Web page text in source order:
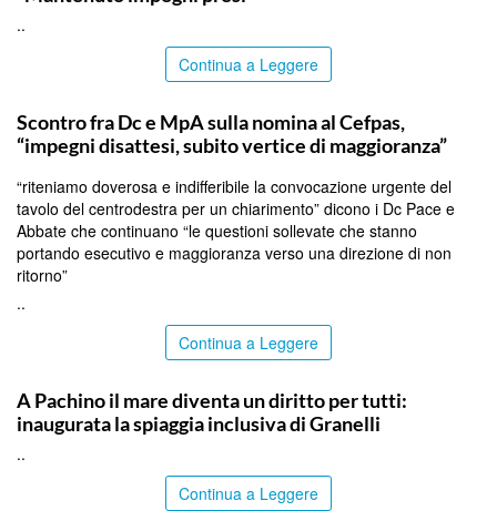
..
Continua a Leggere
Scontro fra Dc e MpA sulla nomina al Cefpas,
“impegni disattesi, subito vertice di maggioranza”
“riteniamo doverosa e indifferibile la convocazione urgente del
tavolo del centrodestra per un chiarimento” dicono i Dc Pace e
Abbate che continuano “le questioni sollevate che stanno
portando esecutivo e maggioranza verso una direzione di non
ritorno”
..
Continua a Leggere
A Pachino il mare diventa un diritto per tutti:
inaugurata la spiaggia inclusiva di Granelli
..
Continua a Leggere